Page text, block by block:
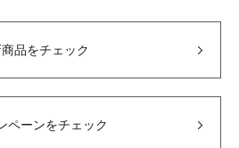
品をチェック
ペーンをチェック